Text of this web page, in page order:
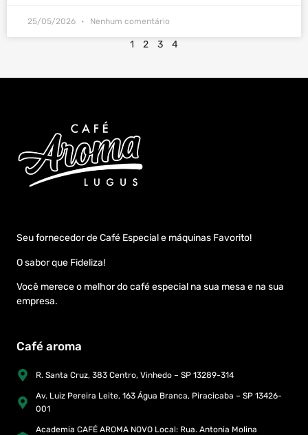
25/05/2026 Nenhum comentário
1 2 3 4
Seu fornecedor de Café Especial e máquinas Favorito!
O sabor que Fideliza!
Você merece o melhor do café especial na sua mesa e na sua
empresa.
Café aroma
R. Santa Cruz, 383 Centro, Vinhedo – SP 13289-314
Av. Luiz Pereira Leite, 163 Água Branca, Piracicaba – SP 13426-
001
Academia CAFÉ AROMA NOVO Local: Rua. Antonia Molina